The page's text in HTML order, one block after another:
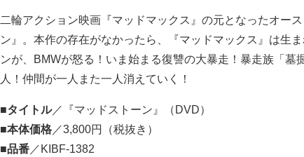
二輪アクション映画『マッドマックス』の元となったオー
ン』。本作の存在がなかったら、『マッドマックス』は生
ンが、BMWが怒る！いま始まる復讐の大暴走！暴走族「墓
人！仲間が一人また一人消えていく！
■タイトル／『マッドストーン』（DVD）
■本体価格 ／3,800円（税抜き）
■品番 ／KIBF-1382